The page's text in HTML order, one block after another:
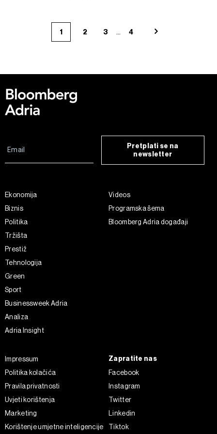
1 2 3 ... 4
Pretplati se na
newsletter
Ekonomija
Biznis
Politika
Tržišta
Prestiž
Tehnologija
Green
Sport
Businessweek Adria
Analiza
Adria Insight
Videos
Programska šema
Bloomberg Adria događaji
Impressum
Politika kolačića
Pravila privatnosti
Uvjeti korištenja
Marketing
Korištenje umjetne inteligencije
Zapratite nas
Facebook
Instagram
Twitter
Linkedin
Tiktok